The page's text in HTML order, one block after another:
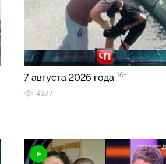
7 августа 2026 года 16+
4377